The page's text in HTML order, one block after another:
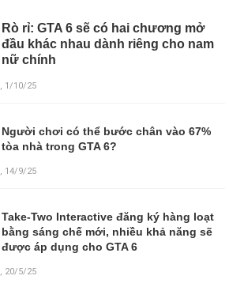
Rò rỉ: GTA 6 sẽ có hai chương mở
đầu khác nhau dành riêng cho nam
nữ chính
, 1/10/25
Người chơi có thể bước chân vào 67%
tòa nhà trong GTA 6?
, 14/9/25
Take-Two Interactive đăng ký hàng loạt
bằng sáng chế mới, nhiều khả năng sẽ
được áp dụng cho GTA 6
, 20/5/25